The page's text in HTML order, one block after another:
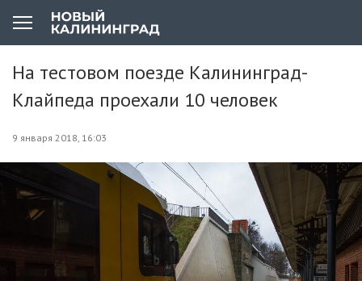
На тестовом поезде Калининград-
Клайпеда проехали 10 человек
9 января 2018, 16:03